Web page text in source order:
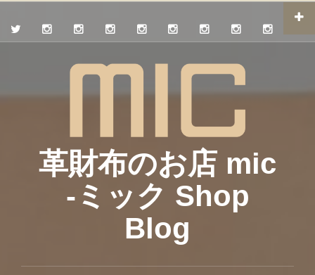
革財布のお店 mic
-ミック Shop
Blog